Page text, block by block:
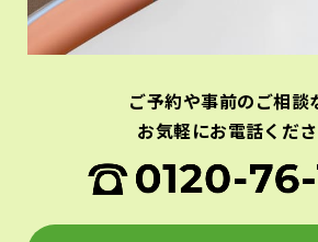
ご予約や事前のご相談
お気軽にお電話くださ